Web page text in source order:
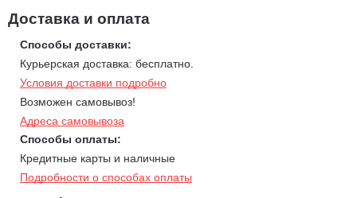
бесщеточным электроинструментом эта технология
областях применения.
Li-ion аккумулятор WORX PowerShare - является
взаимозаменяемым со всеми инструментами в
аккумуляторной линейке.
Емкость аккумулятора — 8 А/ч. Напряжение — 20 Вольт.
Доставка и оплата
Способы доставки:
Курьерская доставка: бесплатно.
Условия доставки подробно
Возможен самовывоз!
Адреса самовывоза
Способы оплаты:
Кредитные карты и наличные
Подробности о способах оплаты